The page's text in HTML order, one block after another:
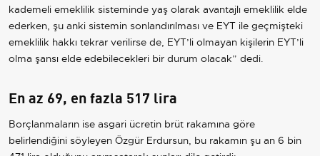
kademeli emeklilik sisteminde yaş olarak avantajlı emeklilik elde
ederken, şu anki sistemin sonlandırılması ve EYT ile geçmişteki
emeklilik hakkı tekrar verilirse de, EYT’li olmayan kişilerin EYT’li
olma şansı elde edebilecekleri bir durum olacak” dedi.
En az 69, en fazla 517 lira
Borçlanmaların ise asgari ücretin brüt rakamına göre
belirlendiğini söyleyen Özgür Erdursun, bu rakamın şu an 6 bin